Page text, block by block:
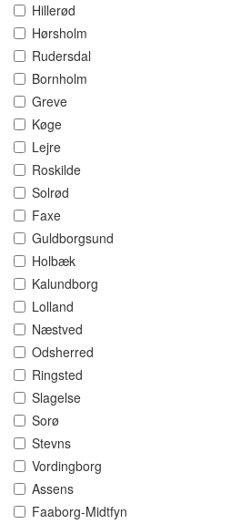
Hillerød
Hørsholm
Rudersdal
Bornholm
Greve
Køge
Lejre
Roskilde
Solrød
Faxe
Guldborgsund
Holbæk
Kalundborg
Lolland
Næstved
Odsherred
Ringsted
Slagelse
Sorø
Stevns
Vordingborg
Assens
Faaborg-Midtfyn